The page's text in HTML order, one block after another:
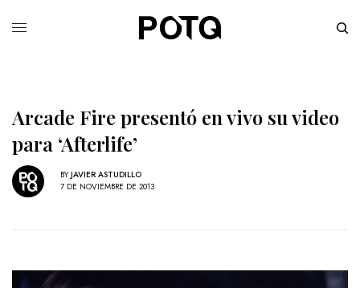
Arcade Fire presentó en vivo su video
para ‘Afterlife’
BY JAVIER ASTUDILLO
7 DE NOVIEMBRE DE 2013